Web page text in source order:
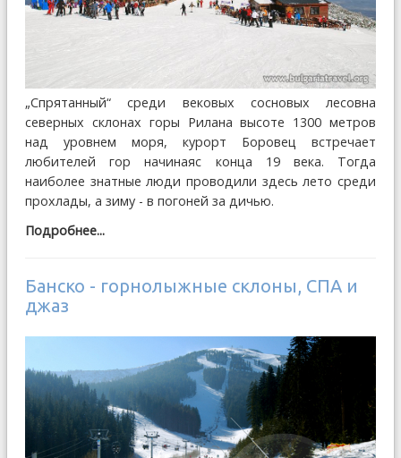
„Спрятанный“ среди вековых сосновых лесовна
северных склонах горы Рилана высоте 1300 метров
над уровнем моря, курорт Боровец встречает
любителей гор начинаяс конца 19 века. Тогда
наиболее знатные люди проводили здесь лето среди
прохлады, а зиму - в погоней за дичью.
Подробнее...
Банско - горнолыжные склоны, СПА и
джаз